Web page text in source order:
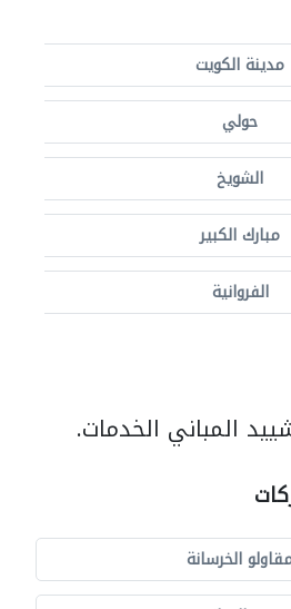
مدينة الكويت
حولي
الشويخ
مبارك الكبير
الفروانية
المباني الخدمات.
الخرسانة